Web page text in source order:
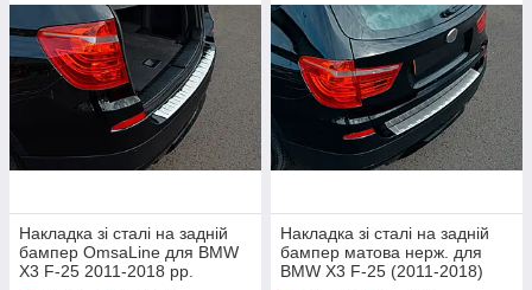
Накладка зі сталі на задній
бампер OmsaLine для BMW
X3 F-25 2011-2018 рр.
Накладка зі сталі на задній
бампер матова нерж. для
BMW X3 F-25 (2011-2018)